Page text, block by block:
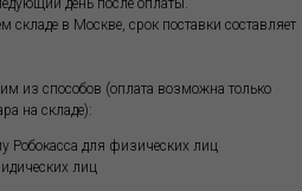
день после оплаты.
складе в Москве, срок поставки составляет
из способов (оплата возможна только
на складе):
Робокасса для физических лиц
лиц